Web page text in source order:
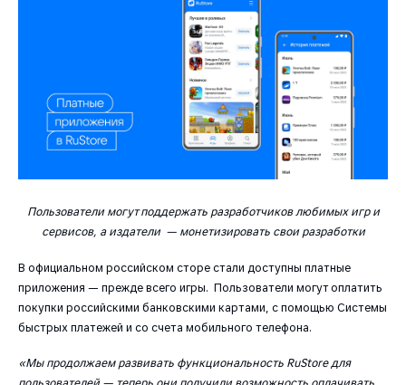
Пользователи могут поддержать разработчиков любимых игр и
сервисов, а издатели — монетизировать свои разработки
В официальном российском сторе стали доступны платные
приложения — прежде всего игры. Пользователи могут оплатить
покупки российскими банковскими картами, с помощью Системы
быстрых платежей и со счета мобильного телефона.
«Мы продолжаем развивать функциональность RuStore для